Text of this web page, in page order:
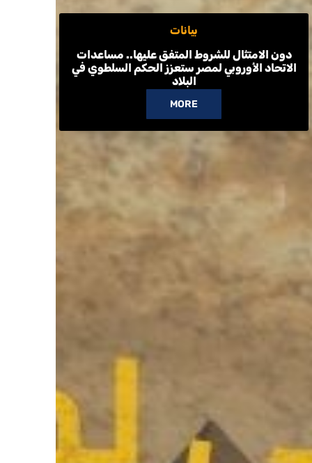
بيانات
دون الامتثال للشروط المتفق عليها.. مساعدات
الاتحاد الأوروبي لمصر ستعزز الحكم السلطوي في
البلاد
MORE